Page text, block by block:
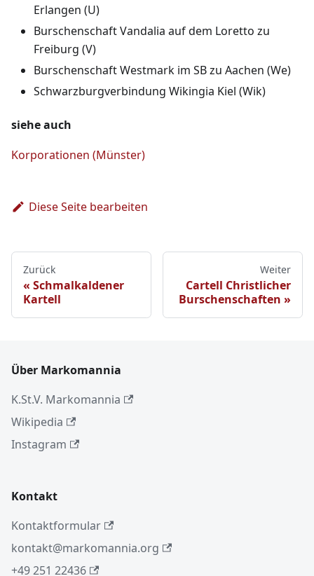
Erlangen (U)
Burschenschaft Vandalia auf dem Loretto zu
Freiburg (V)
Burschenschaft Westmark im SB zu Aachen (We)
Schwarzburgverbindung Wikingia Kiel (Wik)
siehe auch
Korporationen (Münster)
Diese Seite bearbeiten
Zurück
Schmalkaldener
Kartell
Weiter
Cartell Christlicher
Burschenschaften
Über Markomannia
K.St.V. Markomannia
Wikipedia
Instagram
Kontakt
Kontaktformular
kontakt@markomannia.org
+49 251 22436